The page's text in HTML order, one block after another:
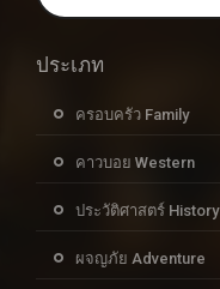
ประเภท
ครอบครัว Family
คาวบอย Western
ประวัติศาสตร์ History
ผจญภัย Adventure